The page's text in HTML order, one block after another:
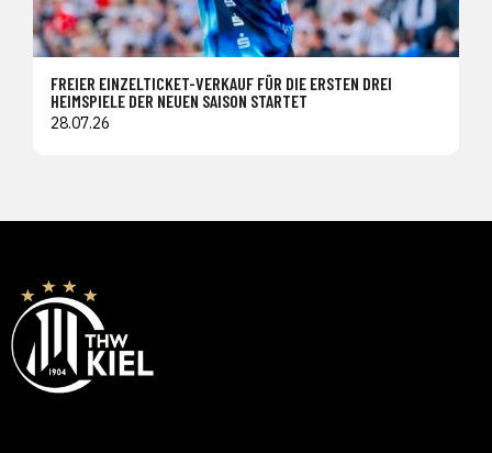
FREIER EINZELTICKET-VERKAUF FÜR DIE ERSTEN DREI
HEIMSPIELE DER NEUEN SAISON STARTET
28.07.26